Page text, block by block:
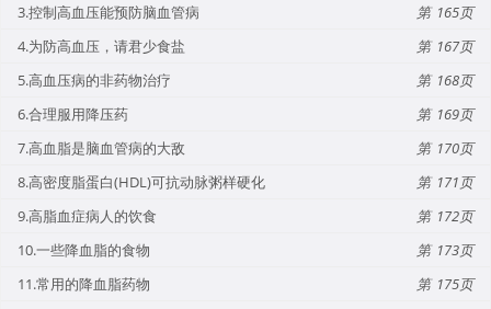
3.控制高血压能预防脑血管病
165
4.为防高血压，请君少食盐
167
5.高血压病的非药物治疗
168
6.合理服用降压药
169
7.高血脂是脑血管病的大敌
170
8.高密度脂蛋白(HDL)可抗动脉粥样硬化
171
9.高脂血症病人的饮食
172
10.一些降血脂的食物
173
11.常用的降血脂药物
175